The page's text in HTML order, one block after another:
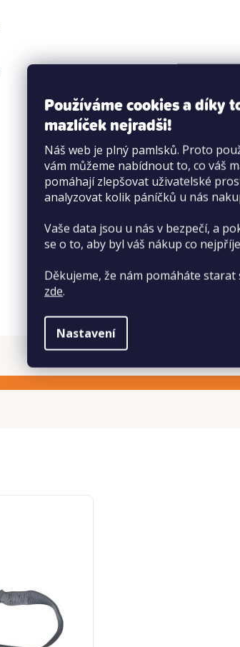
Používáme cookies a díky
mazlíček nejradši!
Náš web je plný pamlsků. Proto
vám můžeme nabídnout to, co váš
pomáhají zlepšovat uživatelské
analyzovat kolik páníčků u nás
Vaše data jsou u nás v bezpečí, a
se o to, aby byl váš nákup co
Děkujeme, že nám pomáháte starat
zde.
Nastavení